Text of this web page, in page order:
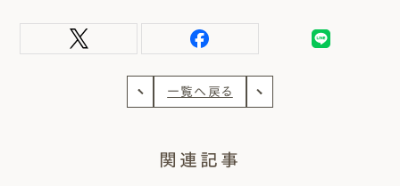
一覧へ戻る
関連記事